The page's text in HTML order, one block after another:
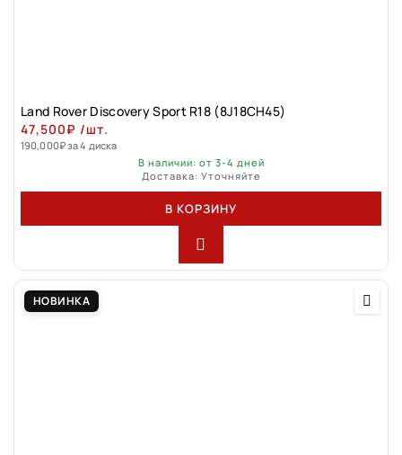
Land Rover Discovery Sport R18 (8J18CH45)
47,500₽ /шт.
190,000₽за 4 диска
В наличии: от 3-4 дней
Доставка: Уточняйте
В КОРЗИНУ
НОВИНКА